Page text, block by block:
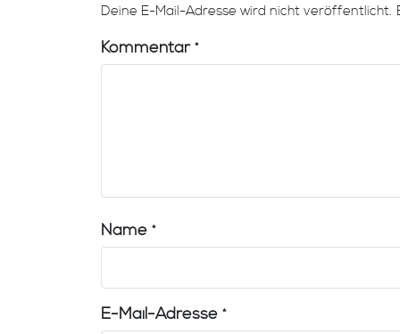
Deine E-Mail-Adresse wird nicht veröffentlicht.
Kommentar*
Name*
E-Mail-Adresse*